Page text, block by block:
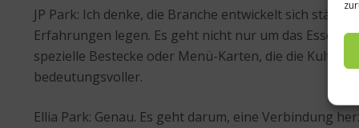
JP Park: Ich denke, die Branche entwickelt sich
Erfahrungen legen. Es geht nicht nur um das Essen,
spezielle Bestecke oder Menü-Karten, die die Kultur
bedeutungsvoller.
Ellia Park: Genau. Es geht darum, eine Verbindung